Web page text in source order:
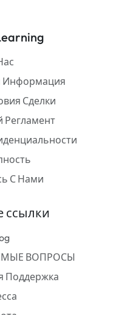
Информация
Сделки
Регламент
С Нами
ссылки
ВОПРОСЫ
Поддержка